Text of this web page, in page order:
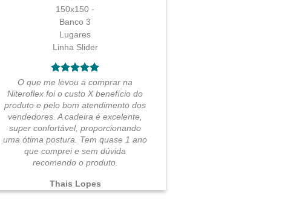
O que me levou a comprar na
Niteroflex foi o custo X benefício do
produto e pelo bom atendimento dos
vendedores. A cadeira é excelente,
super confortável, proporcionando
uma ótima postura. Tem quase 1 ano
que comprei e sem dúvida
recomendo o produto.
Thais Lopes